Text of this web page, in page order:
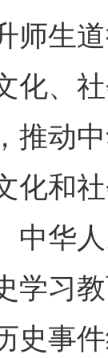
师生
化、
推动
化和
中华
学习
史事